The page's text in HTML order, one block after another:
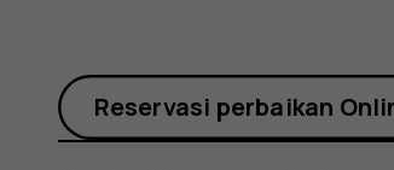
ulang
Reservasi perbaikan